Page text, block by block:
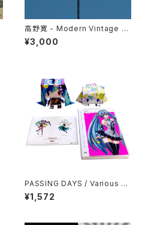
高野寛 - Modern Vintage Fu
ture
¥3,000
PASSING DAYS / Various Ar
tists feat. 初音ミク
¥1,572